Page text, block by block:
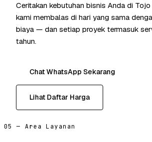
Ceritakan kebutuhan bisnis Anda di
kami membalas di hari yang sama
biaya — dan setiap proyek termasuk
tahun.
Chat WhatsApp Sekarang
Lihat Daftar Harga
05 — Area Layanan